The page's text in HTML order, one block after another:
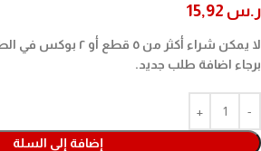
ر.س
لا يمكن شراء أكثر من ٥
برجاء اضافة طلب جديد.
إضافة إلى السلة